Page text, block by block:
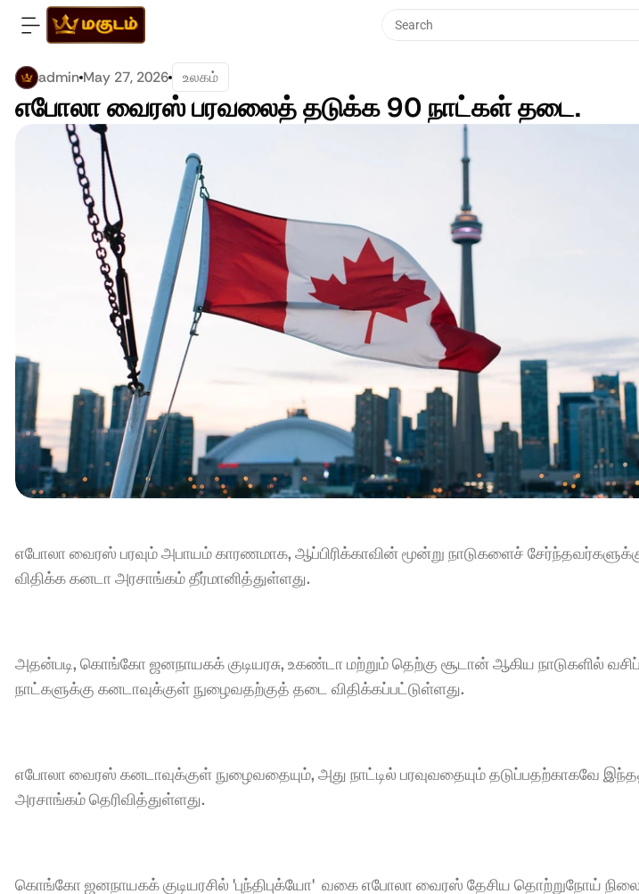
Search
admin May 27, 2026 உலகம்
எபோலா வைரஸ் பரவலைத் தடுக்க 90 நாட்கள் தடை.
எபோலா வைரஸ் பரவும் அபாயம் காரணமாக, ஆப்பிரிக்காவின் மூன்று நாடுகளைச்
விதிக்க கனடா அரசாங்கம் தீர்மானித்துள்ளது.
அதன்படி, கொங்கோ ஜனநாயகக் குடியரசு, உகண்டா மற்றும் தெற்கு சூடான் ஆகிய நாடுகளில்
நாட்களுக்கு கனடாவுக்குள் நுழைவதற்குத் தடை விதிக்கப்பட்டுள்ளது.
எபோலா வைரஸ் கனடாவுக்குள் நுழைவதையும், அது நாட்டில் பரவுவதையும் தடுப்பதற்காகவே
அரசாங்கம் தெரிவித்துள்ளது.
கொங்கோ ஜனநாயகக் குடியரசில் 'புந்திபுக்யோ'  வகை எபோலா வைரஸ் தேசிய தொற்றுநோய்